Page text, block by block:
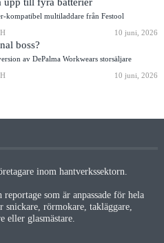
kompatibel multiladdare från Festool
10 juni, 2026
boss?
av DePalma Workwears storsäljare
10 juni, 2026
inom hantverkssektorn.
som är anpassade för hela
snickare, rörmokare, takläggare,
eller glasmästare.